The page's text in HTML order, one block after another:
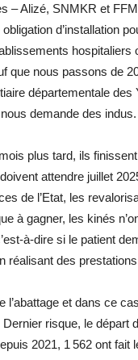
– Alizé, SNMKR et
d’installation
hospitaliers
que nous passons de
départementale
demande des
plus tard, ils
attendre juillet
de l’Etat, les
à gagner, les kinés
à-dire si le patient
réalisant des
l’abattage et dans ce
risque, le départ
2021, 1 562 ont fait